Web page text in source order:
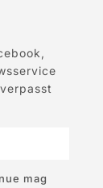
mag